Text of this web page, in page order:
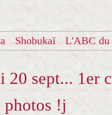
Shobukaï L'ABC du
20 sept... 1er
!j